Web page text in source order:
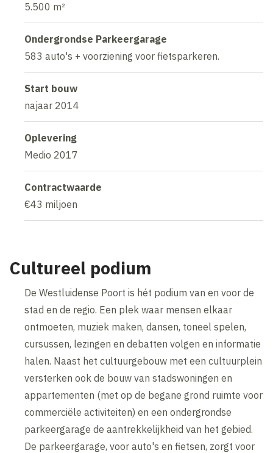
5.500 m²
Ondergrondse Parkeergarage
583 auto's + voorziening voor fietsparkeren.
Start bouw
najaar 2014
Oplevering
Medio 2017
Contractwaarde
€43 miljoen
Cultureel podium
De Westluidense Poort is hét podium van en voor de
stad en de regio. Een plek waar mensen elkaar
ontmoeten, muziek maken, dansen, toneel spelen,
cursussen, lezingen en debatten volgen en informatie
halen. Naast het cultuurgebouw met een cultuurplein
versterken ook de bouw van stadswoningen en
appartementen (met op de begane grond ruimte voor
commerciële activiteiten) en een ondergrondse
parkeergarage de aantrekkelijkheid van het gebied.
De parkeergarage, voor auto's en fietsen, zorgt voor